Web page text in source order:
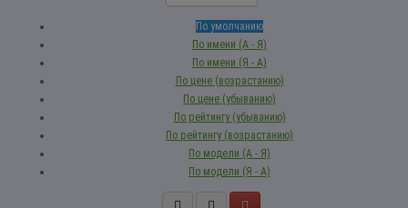
По умолчанию
По имени (A - Я)
По имени (Я - A)
По цене (возрастанию)
По цене (убыванию)
По рейтингу (убыванию)
По рейтингу (возрастанию)
По модели (A - Я)
По модели (Я - A)